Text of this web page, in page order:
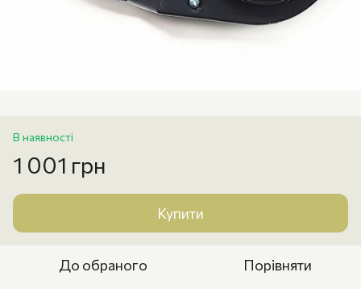
В наявності
1 001 грн
Купити
До обраного Порівняти